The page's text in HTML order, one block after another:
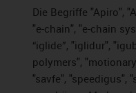
Die Begriffe "Apiro",
"e-chain", "e-chain
“iglide”, "iglidur",
polymers",
"savfe", "speedigus",